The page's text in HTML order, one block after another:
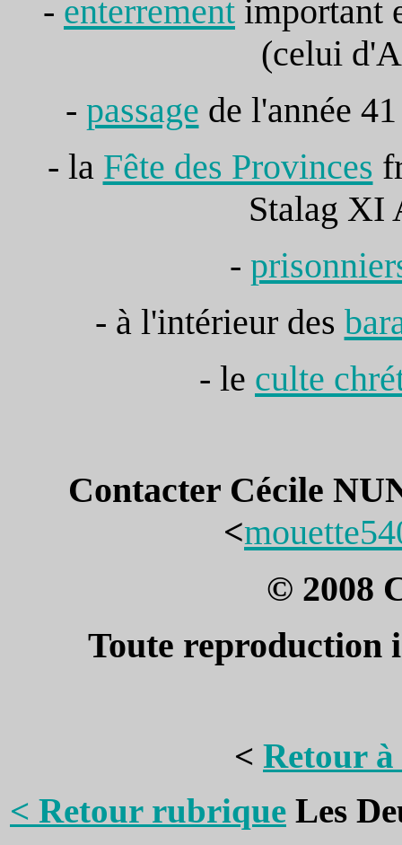
- enterrement important
(celui
- passage de l'année
- la Fête des Provinces
Stalag XI
-
- à l'intérieur des
- le culte
Contacter Cécile
<
© 2008
Toute reproduction
< Retour
< Retour rubrique Les